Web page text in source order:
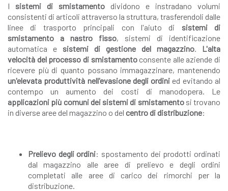
I sistemi di smistamento dividono e instradano volumi
consistenti di articoli attraverso la struttura, trasferendoli dalle
linee di trasporto principali con l'aiuto di sistemi di
smistamento a nastro fisso, sistemi di identificazione
automatica e sistemi di gestione del magazzino
L'alta
velocità del processo di smistamentoconsente alle aziende di
ricevere più di quanto possano immagazzinare, mantenendo
un'elevata produttività nell'evasione degli ordini ed evitando al
contempo un aumento dei costi di manodopera. Le
applicazioni più comuni dei sistemi di smistamentosi trovano
in diverse aree del magazzino o del centro di distribuzione:
Prelievo degli ordini: spostamento dei prodotti ordinati
dal magazzino alle aree di prelievo e degli ordini
completati alle aree di carico dei rimorchi per la
distribuzione.